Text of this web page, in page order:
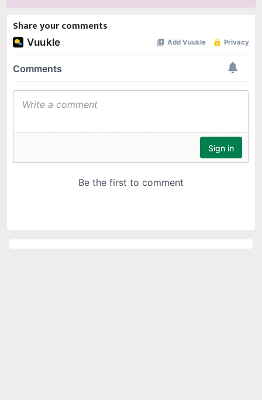
Share your comments